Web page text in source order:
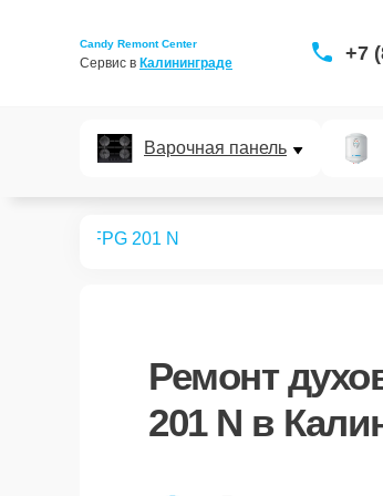
Candy Remont Center
Сервис в Калининграде +7
Варочная панель
FPG 201 N
Ремонт
201 N в